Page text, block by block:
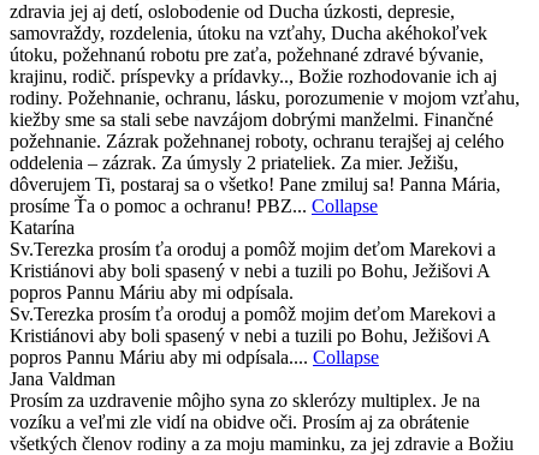
zdravia jej aj detí, oslobodenie od Ducha úzkosti, depresie,
samovraždy, rozdelenia, útoku na vzťahy, Ducha akéhokoľvek
útoku, požehnanú robotu pre zaťa, požehnané zdravé bývanie,
krajinu, rodič. príspevky a prídavky.., Božie rozhodovanie ich aj
rodiny. Požehnanie, ochranu, lásku, porozumenie v mojom vzťahu,
kiežby sme sa stali sebe navzájom dobrými manželmi. Finančné
požehnanie. Zázrak požehnanej roboty, ochranu terajšej aj celého
oddelenia – zázrak. Za úmysly 2 priateliek. Za mier. Ježišu,
dôverujem Ti, postaraj sa o všetko! Pane zmiluj sa! Panna Mária,
prosíme Ťa o pomoc a ochranu! PBZ... Collapse
Katarína
Sv.Terezka prosím ťa oroduj a pomôž mojim deťom Marekovi a
Kristiánovi aby boli spasený v nebi a tuzili po Bohu, Ježišovi A
popros Pannu Máriu aby mi odpísala.
Sv.Terezka prosím ťa oroduj a pomôž mojim deťom Marekovi a
Kristiánovi aby boli spasený v nebi a tuzili po Bohu, Ježišovi A
popros Pannu Máriu aby mi odpísala.... Collapse
Jana Valdman
Prosím za uzdravenie môjho syna zo sklerózy multiplex. Je na
vozíku a veľmi zle vidí na obidve oči. Prosím aj za obrátenie
všetkých členov rodiny a za moju maminku, za jej zdravie a Božiu